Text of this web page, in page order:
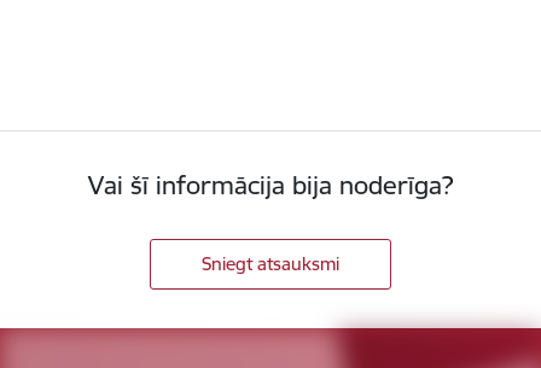
Vai šī informācija bija noderīga?
Sniegt atsauksmi